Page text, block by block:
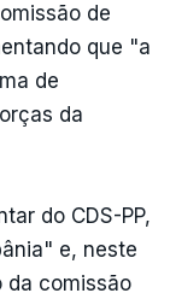
de
que "a
de
da
do CDS-PP,
e, neste
da comissão